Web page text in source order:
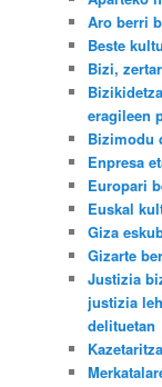
Aro berri
Beste
Bizi,
eragileen
Bizimodu
Enpresa
Europari
Euskal
Giza
Gizarte
Justizia
justizia
delituetan